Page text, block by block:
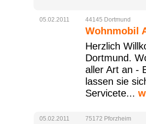
05.02.2011 44145 Dortmund
Wohnmobil
Herzlich
Dortmund.
aller Art an -
lassen sie
Servicete...
05.02.2011 75172 Pforzheim